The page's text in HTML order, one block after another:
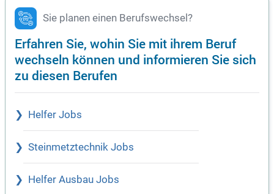
Sie planen einen Berufswechsel?
Erfahren Sie, wohin Sie mit ihrem Beruf
wechseln können und informieren Sie sich
zu diesen Berufen
Helfer Jobs
Steinmetztechnik Jobs
Helfer Ausbau Jobs